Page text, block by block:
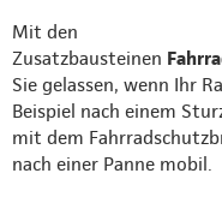
Mit den
Zusatzbausteinen
Sie gelassen, wenn Ihr
Beispiel nach einem
mit dem
nach einer Panne mobil.